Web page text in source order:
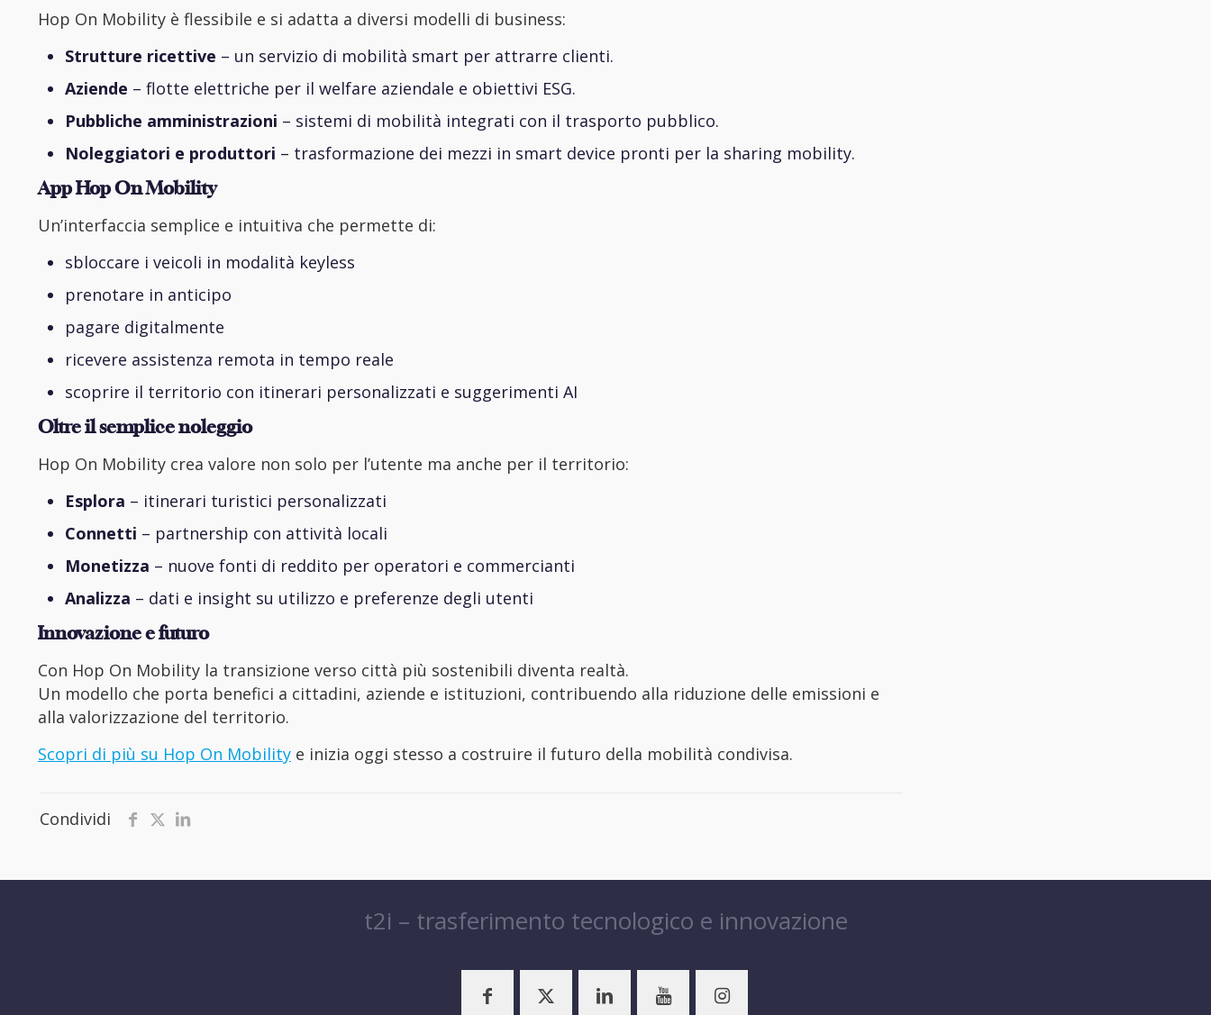
Hop On Mobility è flessibile e si adatta a diversi modelli di business:
Strutture ricettive – un servizio di mobilità smart per attrarre clienti.
Aziende – flotte elettriche per il welfare aziendale e obiettivi ESG.
Pubbliche amministrazioni – sistemi di mobilità integrati con il trasporto pubblico.
Noleggiatori e produttori – trasformazione dei mezzi in smart device pronti per la sharing mobility.
App Hop On Mobility
Un’interfaccia semplice e intuitiva che permette di:
sbloccare i veicoli in modalità keyless
prenotare in anticipo
pagare digitalmente
ricevere assistenza remota in tempo reale
scoprire il territorio con itinerari personalizzati e suggerimenti AI
Oltre il semplice noleggio
Hop On Mobility crea valore non solo per l’utente ma anche per il territorio:
Esplora – itinerari turistici personalizzati
Connetti – partnership con attività locali
Monetizza – nuove fonti di reddito per operatori e commercianti
Analizza – dati e insight su utilizzo e preferenze degli utenti
Innovazione e futuro
Con Hop On Mobility la transizione verso città più sostenibili diventa realtà.
Un modello che porta benefici a cittadini, aziende e istituzioni, contribuendo alla riduzione delle emissioni e
alla valorizzazione del territorio.
Scopri di più su Hop On Mobilitye inizia oggi stesso a costruire il futuro della mobilità condivisa.
Condividi
t2i – trasferimento tecnologico e innovazione